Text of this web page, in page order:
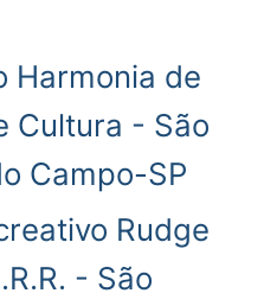
Harmonia de
Cultura - São
Campo-SP
Rudge
- São